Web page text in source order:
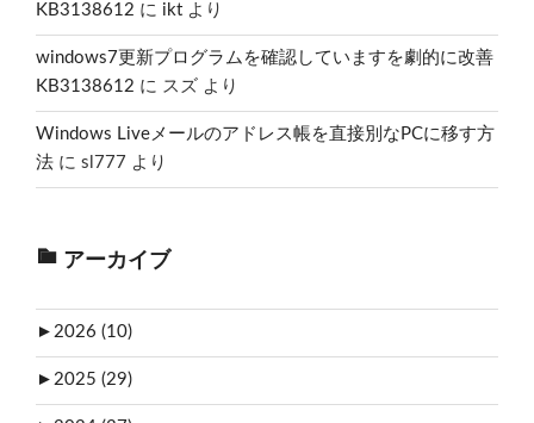
KB3138612 に ikt より
windows7更新プログラムを確認していますを劇的に改善
KB3138612 に スズ より
Windows Liveメールのアドレス帳を直接別なPCに移す方
法 に sl777 より
アーカイブ
► 2026 (10)
► 2025 (29)